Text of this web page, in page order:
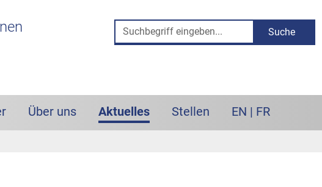
Box Suche
Über uns
Aktuelles
(aktiv)
Stellen EN | FR